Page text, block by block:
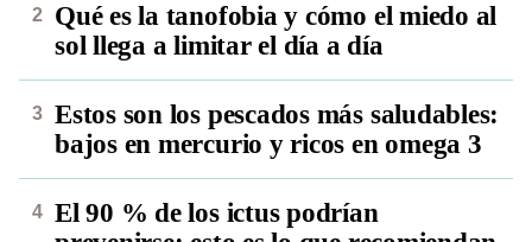
Qué es la tanofobia y cómo el miedo al
sol llega a limitar el día a día
Estos son los pescados más saludables:
bajos en mercurio y ricos en omega 3
El 90 % de los ictus podrían